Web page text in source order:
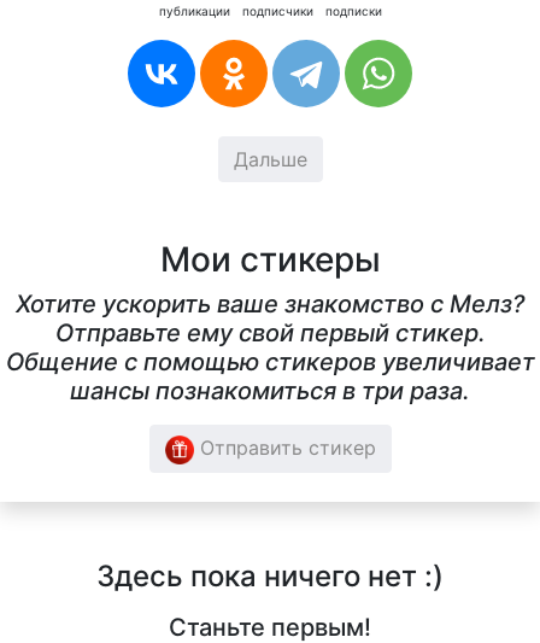
публикации подписчики подписки
Дальше
Мои стикеры
Хотите ускорить ваше знакомство с Мелз?
Отправьте ему свой первый стикер.
Общение с помощью стикеров увеличивает
шансы познакомиться в три раза.
Отправить стикер
Здесь пока ничего нет :)
Станьте первым!